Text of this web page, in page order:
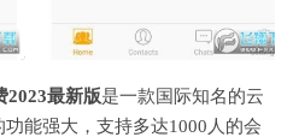
2023最新版是一款国际知名的云
功能强大，支持多达1000人的会